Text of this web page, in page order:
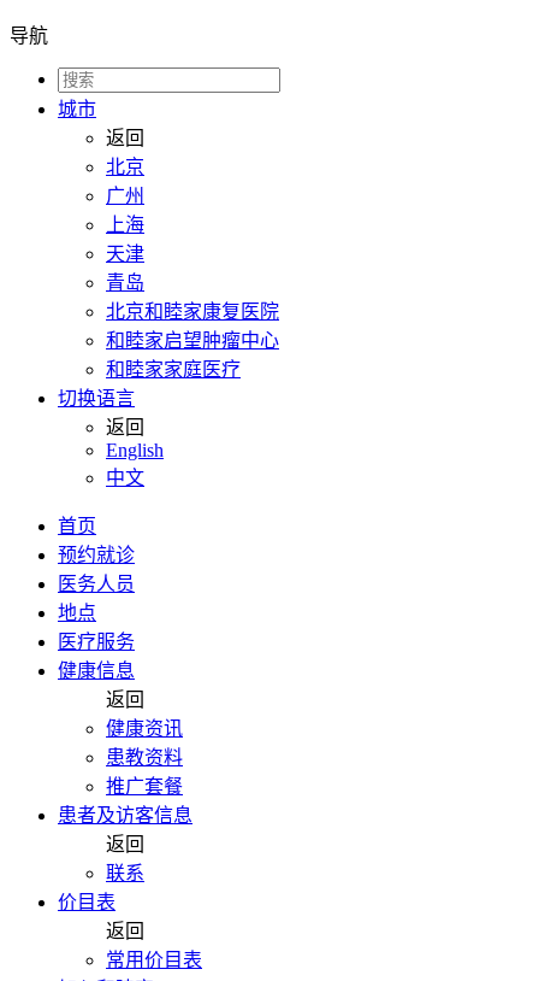
导航
城市
返回
北京
广州
上海
天津
青岛
北京和睦家康复医院
和睦家启望肿瘤中心
和睦家家庭医疗
切换语言
返回
English
中文
首页
预约就诊
医务人员
地点
医疗服务
健康信息
返回
健康资讯
患教资料
推广套餐
患者及访客信息
返回
联系
价目表
返回
常用价目表